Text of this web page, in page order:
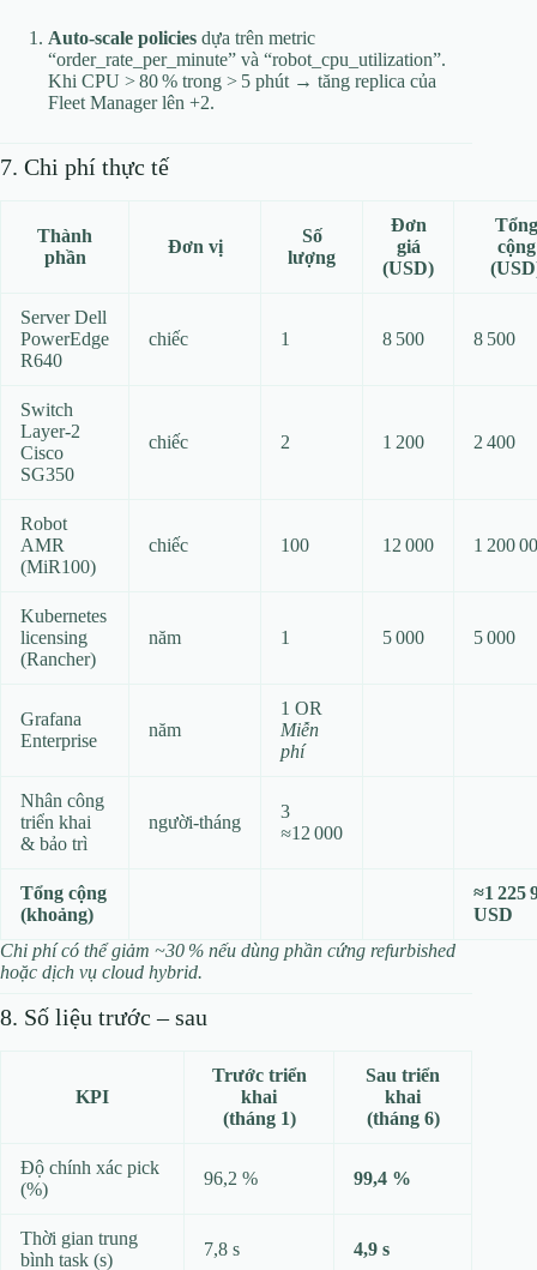
Auto‑scale policies dựa trên metric
“order_rate_per_minute” và “robot_cpu_utilization”.
Khi CPU > 80 % trong > 5 phút → tăng replica của
Fleet Manager lên +2.
7. Chi phí thực tế
Thành
phần
Đơn vị
Số
lượng
Đơn
giá
(USD)
Tổng
cộng
Server Dell
PowerEdge
R640
chiếc 1 8 500 8 500
Switch
Layer‑2
Cisco
SG350
chiếc 2 1 200 2 400
Robot
AMR
(MiR100)
chiếc 100 12 000 1 200
Kubernetes
licensing
(Rancher)
năm 1 5 000 5 000
Grafana
Enterprise
năm
1 OR
Miễn
phí
Nhân công
triển khai
& bảo trì
người‑tháng
3
≈12 000
Tổng cộng
(khoảng)
≈1 225
USD
Chi phí có thể giảm ~30 % nếu dùng phần cứng refurbished
hoặc dịch vụ cloud hybrid.
8. Số liệu trước – sau
KPI
Trước triển
khai
(tháng 1)
Sau triển
khai
(tháng 6)
Độ chính xác pick
(%)
96,2 % 99,4 %
Thời gian trung
bình task (s)
7,8 s 4,9 s